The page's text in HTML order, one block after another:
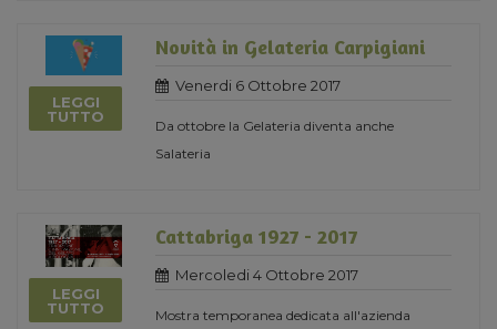
LEGGI
TUTTO
Novità in Gelateria Carpigiani
Venerdi 6 Ottobre 2017
Da ottobre la Gelateria diventa anche
Salateria
LEGGI
TUTTO
Cattabriga 1927 - 2017
Mercoledi 4 Ottobre 2017
Mostra temporanea dedicata all'azienda